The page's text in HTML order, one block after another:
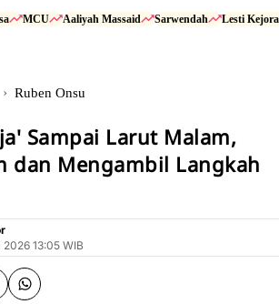
MCU Aaliyah Massaid Sarwendah Lesti Kejora
Ruben Onsu
Sampai Larut Malam,
dan Mengambil Langkah
2026 13:05 WIB